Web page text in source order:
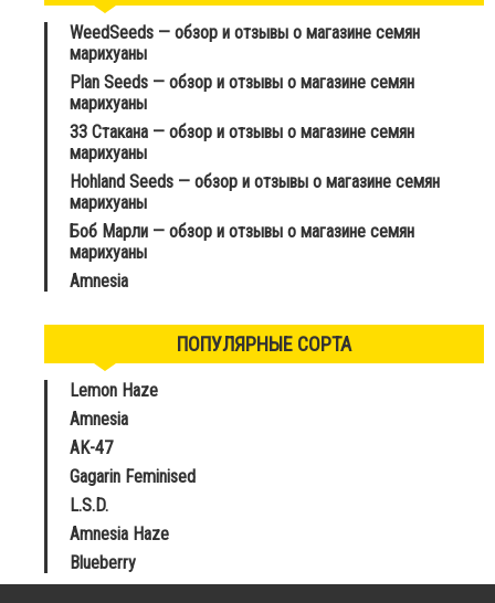
WeedSeeds — обзор и отзывы о магазине семян
марихуаны
Plan Seeds — обзор и отзывы о магазине семян
марихуаны
33 Стакана — обзор и отзывы о магазине семян
марихуаны
Hohland Seeds — обзор и отзывы о магазине семян
марихуаны
Боб Марли — обзор и отзывы о магазине семян
марихуаны
Amnesia
ПОПУЛЯРНЫЕ СОРТА
Lemon Haze
Amnesia
AK-47
Gagarin Feminised
L.S.D.
Amnesia Haze
Blueberry